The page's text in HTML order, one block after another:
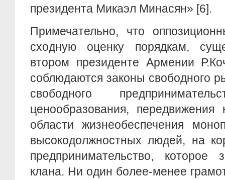
президента Микаэл Минасян» [6].
Примечательно, что
сходную оценку порядкам,
втором президенте Армении
соблюдаются законы свободного
свободного
ценообразования, передвижения
области жизнеобеспечения
высокодолжностных людей, на
предпринимательство, которое
клана. Ни один более-менее